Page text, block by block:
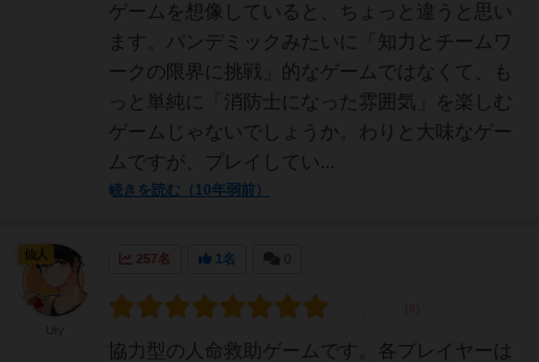
ゲームを想像していると、ちょっと違うと思い
ます。パンデミックみたいに「知力とチームワ
ークの限界に挑戦」的なゲームではなくて、も
っと単純に「消防士になった雰囲気」を楽しむ
ゲームじゃないでしょうか。わりと大味なゲー
ムですが、プレイしてい...
続きを読む（10年弱前）
257名 1名
協力型の人命救助ゲームです。各プレイヤーは
仙人